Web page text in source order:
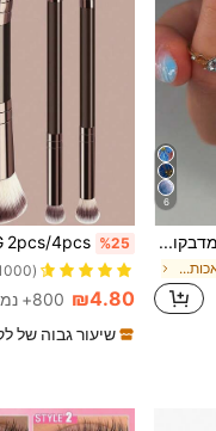
6
24 יחידות/סט מדבקות ציפורניים בצורת שקד צרפתי תלת-ממדי עם פנינה, צבעי טיי-דיי ועיצוב צדף, כולל 1 יחידת ג'ל ג'לי ו-1 יחידת פציר לציפורניים, מתאים לנשים ובנות לחופשה, דייט ולשימוש יומיומי
ב מַעֲרֶכֶת ציפורניים מלאכותיות
%25
(1000+)
₪4.80 800+ נמכר
שיעור גבוה של